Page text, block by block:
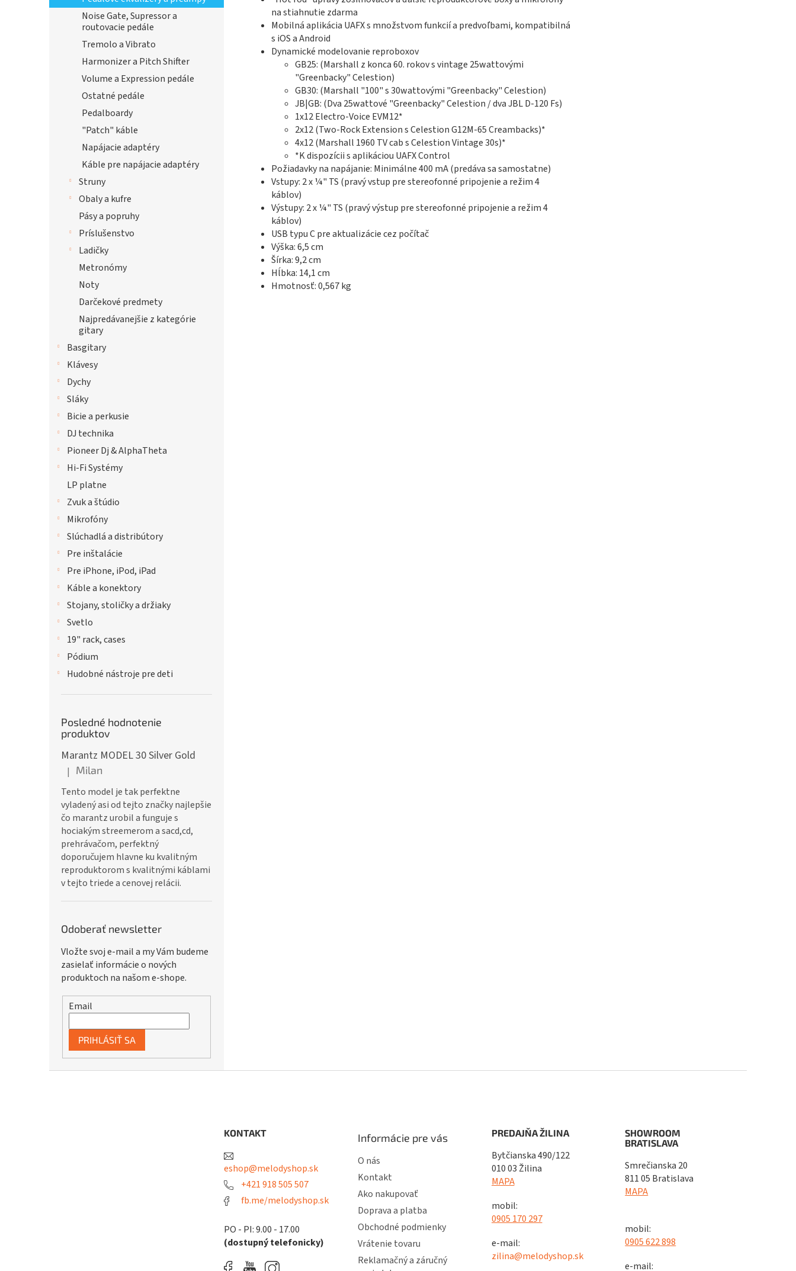
Noise Gate, Supressor a
routovacie pedále
Tremolo a Vibrato
Harmonizer a Pitch Shifter
Volume a Expression pedále
Ostatné pedále
Pedalboardy
"Patch" káble
Napájacie adaptéry
Káble pre napájacie adaptéry
Struny
Obaly a kufre
Pásy a popruhy
Príslušenstvo
Ladičky
Metronómy
Noty
Darčekové predmety
Najpredávanejšie z kategórie
gitary
Basgitary
Klávesy
Dychy
Sláky
Bicie a perkusie
DJ technika
Pioneer Dj & AlphaTheta
Hi-Fi Systémy
LP platne
Zvuk a štúdio
Mikrofóny
Slúchadlá a distribútory
Pre inštalácie
Pre iPhone, iPod, iPad
Káble a konektory
Stojany, stoličky a držiaky
Svetlo
19" rack, cases
Pódium
Hudobné nástroje pre deti
Posledné hodnotenie
produktov
Marantz MODEL 30 Silver Gold
Hodnotenie produktu je 5 z 5 hviezdičiek.
| Milan
Tento model je tak perfektne
vyladený asi od tejto značky najlepšie
čo marantz urobil a funguje s
hociakým streemerom a sacd,cd,
prehrávačom, perfektný
doporučujem hlavne ku kvalitným
reproduktorom s kvalitnými káblami
v tejto triede a cenovej relácii.
Odoberať newsletter
Vložte svoj e-mail a my Vám budeme
zasielať informácie o nových
produktoch na našom e-shope.
Email
PRIHLÁSIŤ SA
na stiahnutie zdarma
Mobilná aplikácia UAFX s množstvom funkcií a predvoľbami, kompatibilná
s iOS a Android
Dynamické modelovanie reproboxov
GB25: (Marshall z konca 60. rokov s vintage 25wattovými
"Greenbacky" Celestion)
GB30: (Marshall "100" s 30wattovými "Greenbacky" Celestion)
JB|GB: (Dva 25wattové "Greenbacky" Celestion / dva JBL D-120 Fs)
1x12 Electro-Voice EVM12*
2x12 (Two-Rock Extension s Celestion G12M-65 Creambacks)*
4x12 (Marshall 1960 TV cab s Celestion Vintage 30s)*
*K dispozícii s aplikáciou UAFX Control
Požiadavky na napájanie: Minimálne 400 mA (predáva sa samostatne)
Vstupy: 2 x ¼" TS (pravý vstup pre stereofonné pripojenie a režim 4
káblov)
Výstupy: 2 x ¼" TS (pravý výstup pre stereofonné pripojenie a režim 4
káblov)
USB typu C pre aktualizácie cez počítač
Výška: 6,5 cm
Šírka: 9,2 cm
Hĺbka: 14,1 cm
Hmotnosť: 0,567 kg
KONTAKT
eshop@melodyshop.sk
+421 918 505 507
fb.me/melodyshop.sk
PO - PI: 9.00 - 17.00
(dostupný telefonicky)
Informácie pre vás
O nás
Kontakt
Ako nakupovať
Doprava a platba
Obchodné podmienky
Vrátenie tovaru
Reklamačný a záručný
PREDAJŇA ŽILINA
Bytčianska 490/122
010 03 Žilina
MAPA
mobil:
0905 170 297
e-mail:
zilina@melodyshop.sk
SHOWROOM
BRATISLAVA
Smrečianska 20
811 05 Bratislava
MAPA
mobil:
0905 622 898
e-mail: